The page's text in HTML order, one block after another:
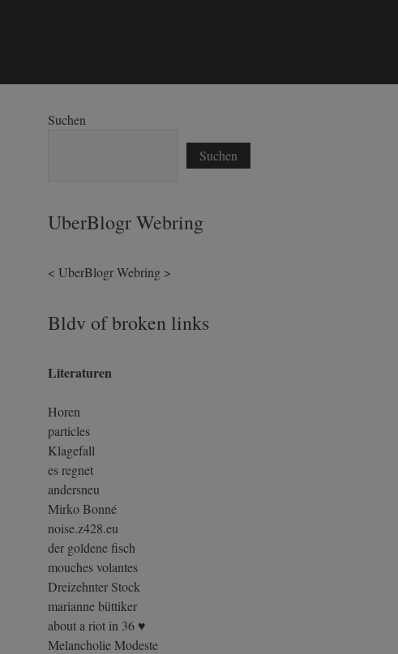
Suchen
Suchen
UberBlogr Webring
< UberBlogr Webring >
Bldv of broken links
Literaturen
Horen
particles
Klagefall
es regnet
andersneu
Mirko Bonné
noise.z428.eu
der goldene fisch
mouches volantes
Dreizehnter Stock
marianne büttiker
about a riot in 36 ♥
Melancholie Modeste